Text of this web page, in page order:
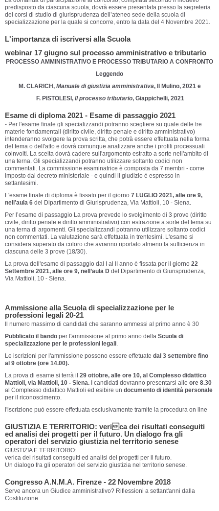
predisposto da ciascuna scuola, dovrà essere presentata presso la segreteria
dei corsi di studio di giurisprudenza dell’ateneo sede della scuola di
specializzazione per la quale si concorre, entro la data del 4 Novembre 2021.
L'importanza di iscriversi alla Scuola
webinar 17 giugno sul processo amministrativo e tributario
PROCESSO AMMINISTRATIVO E PROCESSO TRIBUTARIO A CONFRONTO
Leggendo
M. CLARICH, Manuale di giustizia amministrativa, Il Mulino, 2021 e
F. PISTOLESI, Il processo tributario, Giappichelli, 2021
Esame di diploma 2021 - Esame di passaggio 2021
- Per l'esame finale gli specializzandi potranno scegliere su quale delle tre
materie fondamentali (diritto civile, diritto penale e diritto amministrativo)
intenderanno svolgere la prova scritta, che potrà essere effettuata nella forma
del tema o dell'atto e dovrà comunque analizzare anche i profili processuali
coinvolti. La scelta dovrà cadere sull'argomento estratto a sorte nell'ambito di
una terna. Gli specializzandi potranno utilizzare soltanto codici non
commentati. La commissione esaminatrice è composta da 7 membri - come
imposto dal decreto ministeriale - e quindi il giudizio è espresso in
settantesimi.
L'esame finale di diploma è fissato per il giorno 7 LUGLIO 2021, alle ore 9,
nell’aula 6 del Dipartimento di Giurisprudenza, Via Mattioli, 10 - Siena.
Per l’esame di passaggio La prova prevede lo svolgimento di 3 prove (diritto
civile, diritto penale e diritto amministrativo) con estrazione a sorte del tema su
una terna di argomenti. Gli specializzandi potranno utilizzare soltanto codici
non commentati. La valutazione sarà effettuata in trentesimi. L'esame si
considera superato da coloro che avranno riportato almeno la sufficienza in
ciascuna delle 3 prove (18/30).
La prova dell'esame di passaggio dal I al II anno è fissata per il giorno 22
Settembre 2021, alle ore 9, nell’aula D del Dipartimento di Giurisprudenza,
Via Mattioli, 10 - Siena.
Ammissione alla Scuola di specializzazione per le
professioni legali 20-21
Il numero massimo di candidati che saranno ammessi al primo anno è 30
Pubblicato il bando per l'ammissione al primo anno della Scuola di
specializzazione per le professioni legali.
Le iscrizioni per l'ammissione possono essere effetuate dal 3 settembre fino
al 9 ottobre (ore 14.00).
La prova di esame si terrà il 29 ottobre, alle ore 10, al Complesso didattico
Mattioli, via Mattioli, 10 - Siena.
I candidati dovranno presentarsi alle ore 8.30
al Complesso didattico Mattioli ed esibire un documento di identità personale
per il riconoscimento.
l'iscrizione può essere effettuata esclusivamente tramite la procedura on line
GIUSTIZIA E TERRITORIO: verica dei risultati conseguiti
ed analisi dei progetti per il futuro. Un dialogo fra gli
operatori del servizio giustizia nel territorio senese
GIUSTIZIA E TERRITORIO:
verica dei risultati conseguiti ed analisi dei progetti per il futuro.
Un dialogo fra gli operatori del servizio giustizia nel territorio senese.
Congresso A.N.M.A. Firenze - 22 Novembre 2018
Serve ancora un Giudice amministrativo? Riflessioni a settant'anni dalla
Costituzione